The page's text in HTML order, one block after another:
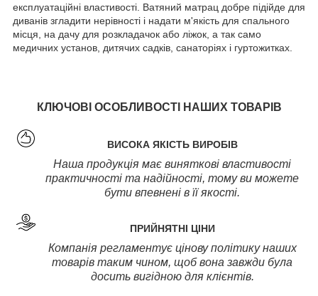
експлуатаційні властивості. Ватяний матрац добре підійде для
диванів згладити нерівності і надати м'якість для спального
місця, на дачу для розкладачок або ліжок, а так само
медичних установ, дитячих садків, санаторіях і гуртожитках.
КЛЮЧОВІ ОСОБЛИВОСТІ НАШИХ ТОВАРІВ
ВИСОКА ЯКІСТЬ ВИРОБІВ
Наша продукція має виняткові властивості
практичності та надійності, тому ви можете
бути впевнені в її якості.
ПРИЙНЯТНІ ЦІНИ
Компанія регламентує цінову політику наших
товарів таким чином, щоб вона завжди була
досить вигідною для клієнтів.